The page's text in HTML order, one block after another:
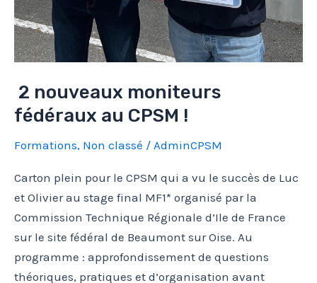
2 nouveaux moniteurs
fédéraux au CPSM !
Formations, Non classé / AdminCPSM
Carton plein pour le CPSM qui a vu le succès de Luc
et Olivier au stage final MF1* organisé par la
Commission Technique Régionale d’Ile de France
sur le site fédéral de Beaumont sur Oise. Au
programme : approfondissement de questions
théoriques, pratiques et d’organisation avant